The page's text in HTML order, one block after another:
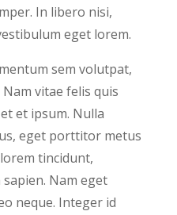
In libero nisi,
eget lorem.
sem volutpat,
vitae felis quis
et ipsum. Nulla
eget porttitor metus
tincidunt,
Nam eget
neque. Integer id